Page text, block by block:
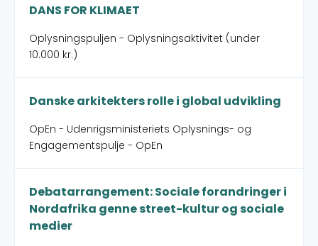
DANS FOR KLIMAET
Oplysningspuljen - Oplysningsaktivitet (under
10.000 kr.)
Danske arkitekters rolle i global udvikling
OpEn - Udenrigsministeriets Oplysnings- og
Engagementspulje - OpEn
Debatarrangement: Sociale forandringer i
Nordafrika genne street-kultur og sociale
medier